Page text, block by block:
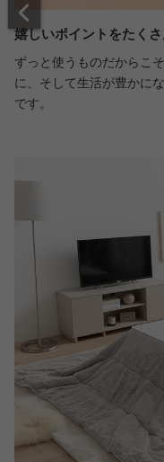
嬉しいポイントをたく
ずっと使うものだからこ
に、そして生活が豊かに
です。